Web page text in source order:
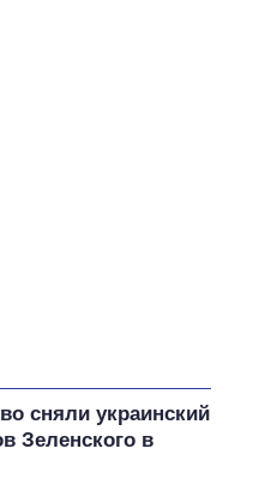
сняли украинский
Зеленского в